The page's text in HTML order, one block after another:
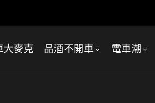
大麥克 品酒不開車 電車潮